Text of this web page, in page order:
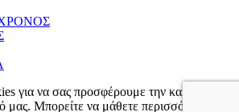
για να σας προσφέρουμε την καλύτερη
μας. Μπορείτε να μάθετε περισσότερα